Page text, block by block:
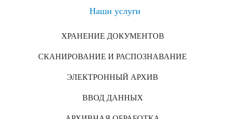
Наши услуги
ХРАНЕНИЕ ДОКУМЕНТОВ
СКАНИРОВАНИЕ И РАСПОЗНАВАНИЕ
ЭЛЕКТРОННЫЙ АРХИВ
ВВОД ДАННЫХ